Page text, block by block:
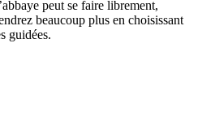
peut se faire librement,
beaucoup plus en choisissant
guidées.